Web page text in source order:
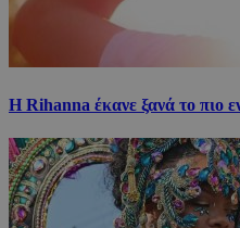
Η Rihanna έκανε ξανά το πιο